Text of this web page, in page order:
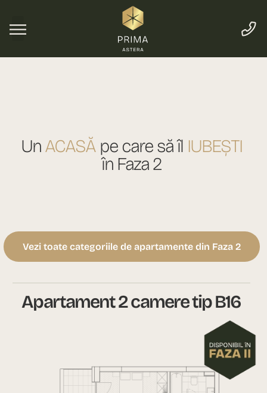
UnACASĂpe care să îl IUBEȘTI
în Faza 2
Vezi toate categoriile de apartamente din Faza 2
Apartament 2 camere tip B16